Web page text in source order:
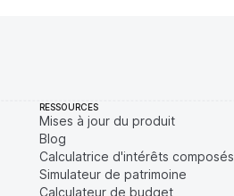
RESSOURCES
Mises à jour du produit
Blog
Calculatrice d'intérêts composés
Simulateur de patrimoine
Calculateur de budget